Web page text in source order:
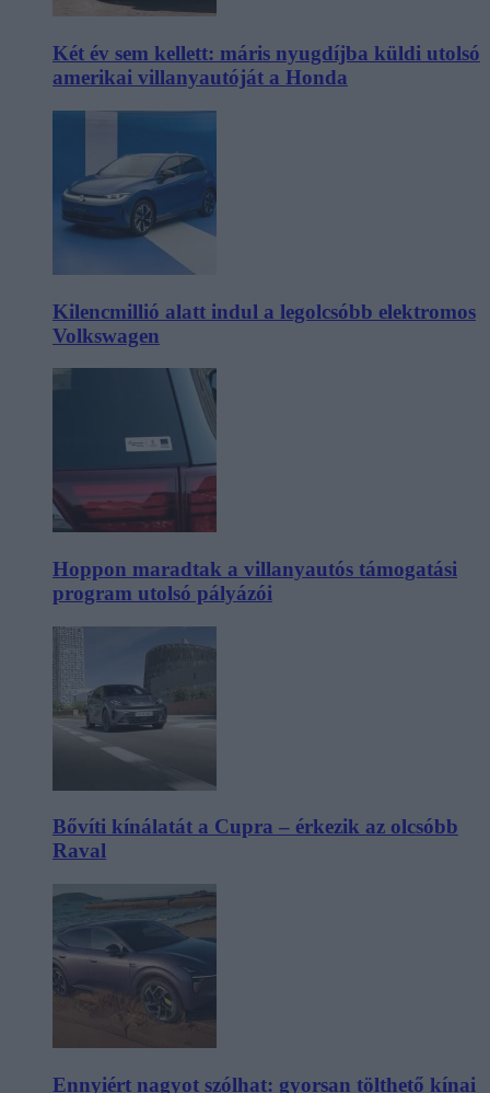
Két év sem kellett: máris nyugdíjba küldi utolsó
amerikai villanyautóját a Honda
Kilencmillió alatt indul a legolcsóbb elektromos
Volkswagen
Hoppon maradtak a villanyautós támogatási
program utolsó pályázói
Bővíti kínálatát a Cupra – érkezik az olcsóbb
Raval
Ennyiért nagyot szólhat: gyorsan tölthető kínai